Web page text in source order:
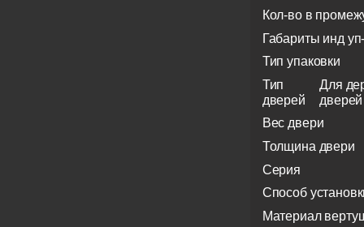
Кол-во в
Габариты инд
Тип упаковки
Тип
дверей
Для
дверей
Вес двери
Толщина двери
Серия
Способ
Материал